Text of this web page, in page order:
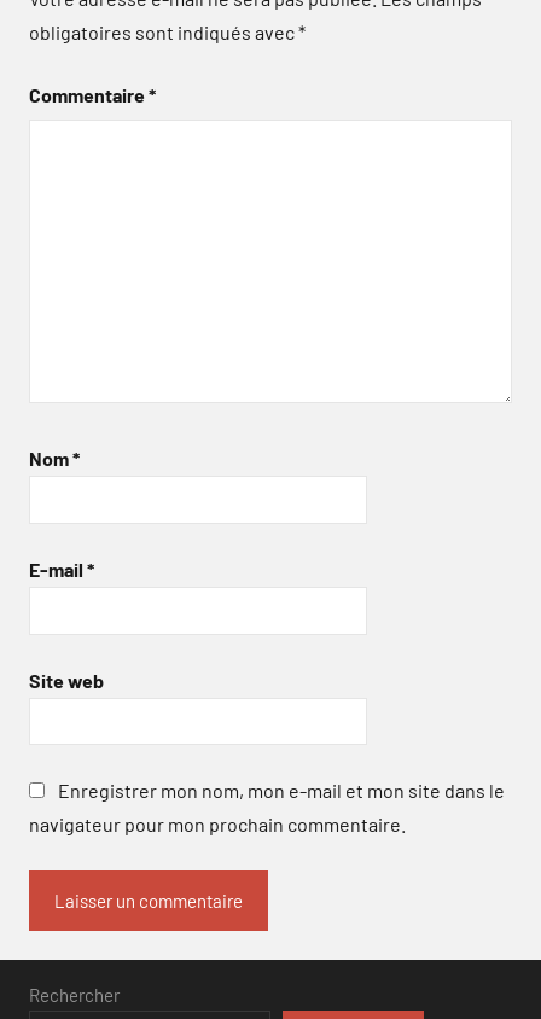
obligatoires sont indiqués avec*
Commentaire*
Nom*
E-mail *
Site web
Enregistrer mon nom, mon e-mail et mon site dans le
navigateur pour mon prochain commentaire.
Rechercher